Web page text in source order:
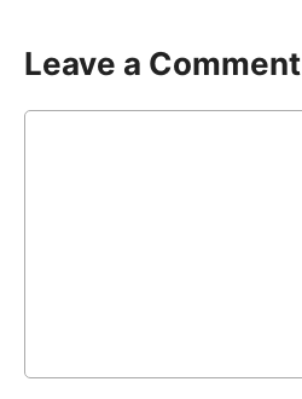
Leave a Comment
Comment